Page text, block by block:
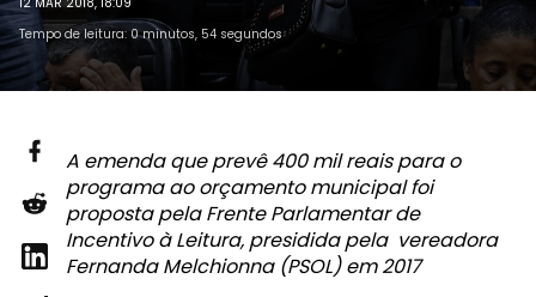
Tempo de leitura: 0 minutos, 54 segundos
A emenda que prevê 400 mil reais para o
programa ao orçamento municipal foi
proposta pela Frente Parlamentar de
Incentivo à Leitura, presidida pela vereadora
Fernanda Melchionna (PSOL) em 2017